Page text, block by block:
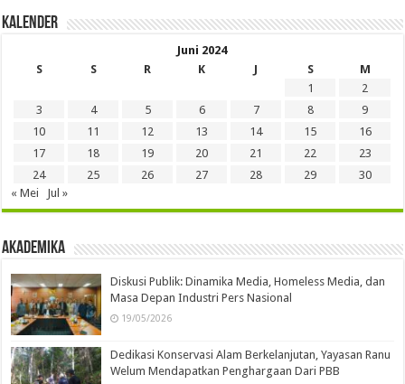
Kalender
Juni 2024
S
S R K J S
M
1
2
3
4 5 6 7 8
9
10
11 12 13 14 15
16
17
18 19 20 21 22
23
24
25 26 27 28 29
30
« Mei
Jul »
Akademika
Diskusi Publik: Dinamika Media, Homeless Media, dan
Masa Depan Industri Pers Nasional
19/05/2026
Dedikasi Konservasi Alam Berkelanjutan, Yayasan Ranu
Welum Mendapatkan Penghargaan Dari PBB